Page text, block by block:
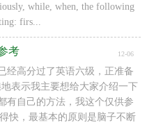
while, when, the following
firs...
考 12-06
经高分过了英语六级，正准备
表示我主要想给大家介绍一下
有自己的方法，我这个仅供参
快，最基本的原则是脑子不断